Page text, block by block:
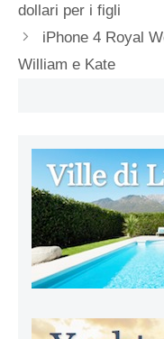
dollari per i figli
iPhone 4 Royal
William e Kate